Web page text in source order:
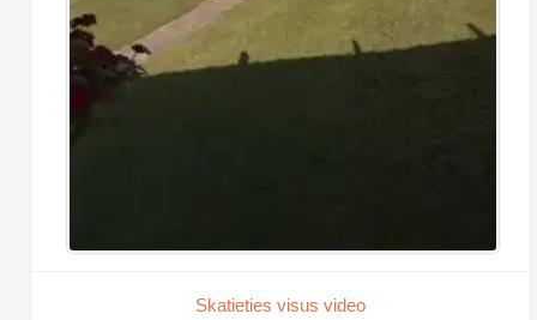
Skatieties visus video